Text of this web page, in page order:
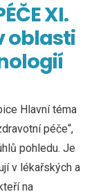
XI.
oblasti
Hlavní téma
péče“,
pohledu. Je
v lékařských a
na